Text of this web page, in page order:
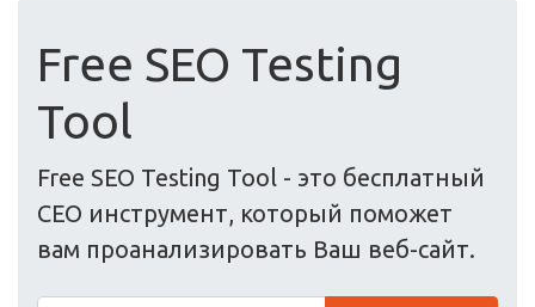
Free SEO Testing
Tool
Free SEO Testing Tool - это бесплатный
СЕО инструмент, который поможет
вам проанализировать Ваш веб-сайт.